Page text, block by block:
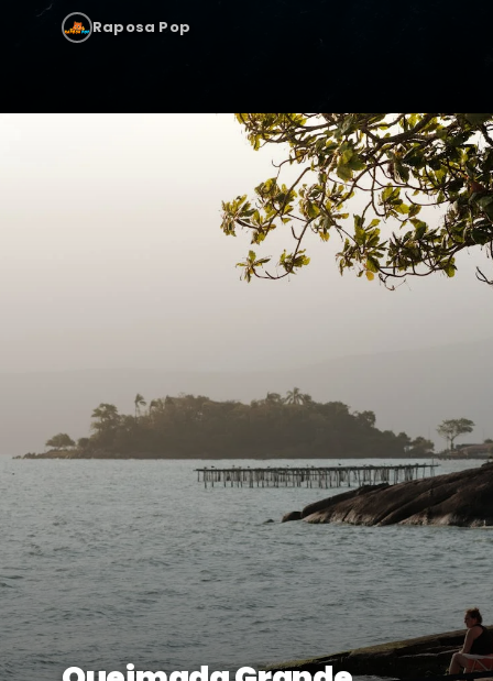
Raposa Pop